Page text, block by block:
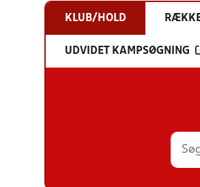
KLUB/HOLD
UDVIDET KAMPSØGNING